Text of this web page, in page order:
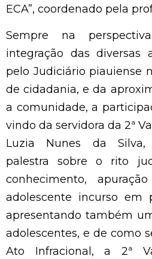
ECA”, coordenado pela
Sempre na
integração das diversas
pelo Judiciário piauiense
de cidadania, e da
a comunidade, a
vindo da servidora da 2ª
Luzia Nunes da Silva,
palestra sobre o rito
conhecimento,
adolescente incurso em
apresentando também
adolescentes, e de como
Ato Infracional, a 2ª